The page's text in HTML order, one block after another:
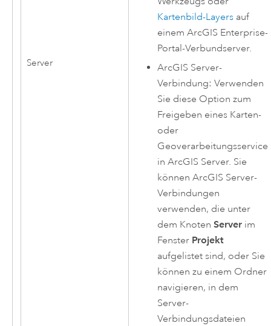
Server
Kartenbild-Layers auf
einemArcGIS Enterprise-
Portal-Verbundserver.
ArcGIS Server-
Verbindung: Verwenden
Sie diese Option zum
Freigeben eines Karten-
oder
Geoverarbeitungsservice
inArcGIS Server. Sie
könnenArcGIS Server-
Verbindungen
verwenden, die unter
dem KnotenServer im
Fenster Projekt
aufgelistet sind, oder Sie
können zu einem Ordner
navigieren, in dem
Server-
Verbindungsdateien